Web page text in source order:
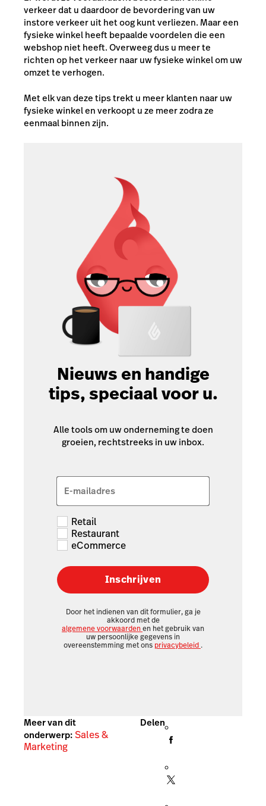
verkeer dat u daardoor de bevordering van uw
instore verkeer uit het oog kunt verliezen. Maar een
fysieke winkel heeft bepaalde voordelen die een
webshop niet heeft. Overweeg dus u meer te
richten op het verkeer naar uw fysieke winkel om uw
omzet te verhogen.
Met elk van deze tips trekt u meer klanten naar uw
fysieke winkel en verkoopt u ze meer zodra ze
eenmaal binnen zijn.
Nieuws en handige
tips, speciaal voor u.
Alle tools om uw onderneming te doen
groeien, rechtstreeks in uw inbox.
E-mailadres
Retail
Restaurant
eCommerce
Inschrijven
Door het indienen van dit formulier, ga je
akkoord met de
algemene voorwaardenen het gebruik van
uw persoonlijke gegevens in
overeenstemming met ons privacybeleid .
Meer van dit
onderwerp:Sales &
Marketing
Delen